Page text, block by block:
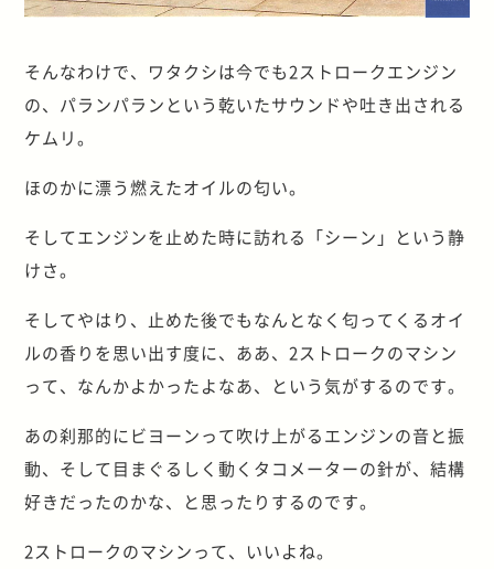
そんなわけで、ワタクシは今でも2ストロークエンジン
の、パランパランという乾いたサウンドや吐き出される
ケムリ。
ほのかに漂う燃えたオイルの匂い。
そしてエンジンを止めた時に訪れる「シーン」という静
けさ。
そしてやはり、止めた後でもなんとなく匂ってくるオイ
ルの香りを思い出す度に、ああ、2ストロークのマシン
って、なんかよかったよなあ、という気がするのです。
あの刹那的にビヨーンって吹け上がるエンジンの音と振
動、そして目まぐるしく動くタコメーターの針が、結構
好きだったのかな、と思ったりするのです。
2ストロークのマシンって、いいよね。